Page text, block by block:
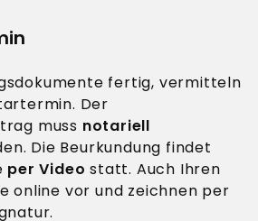
fertig, vermitteln
Der
muss notariell
Die Beurkundung findet
per Video statt. Auch Ihren
online vor und zeichnen per